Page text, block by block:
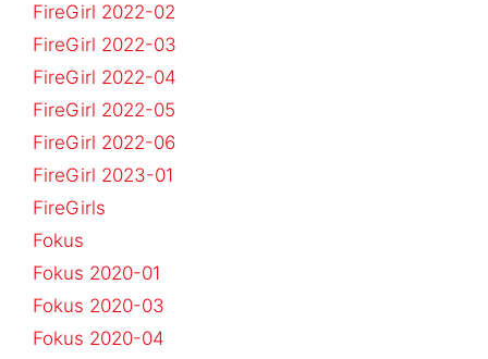
FireGirl 2022-02
FireGirl 2022-03
FireGirl 2022-04
FireGirl 2022-05
FireGirl 2022-06
FireGirl 2023-01
FireGirls
Fokus
Fokus 2020-01
Fokus 2020-03
Fokus 2020-04